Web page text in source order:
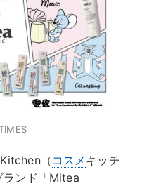
（コスメ キッチ
ランド「Mitea